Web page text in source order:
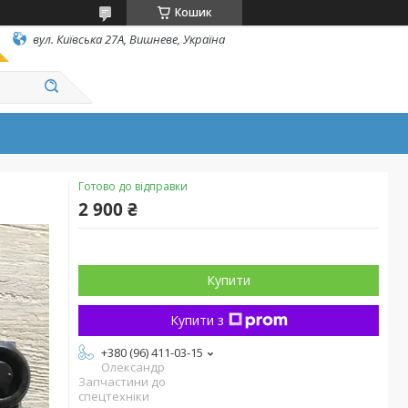
Кошик
вул. Київська 27А, Вишневе, Україна
Готово до відправки
2 900 ₴
Купити
Купити з
+380 (96) 411-03-15
Олександр
Запчастини до
спецтехніки